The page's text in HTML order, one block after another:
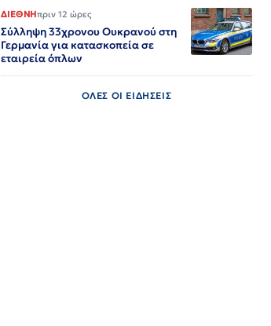
ΔΙΕΘΝΗπριν 12 ώρες
Σύλληψη 33χρονου Ουκρανού στη
Γερμανία για κατασκοπεία σε
εταιρεία όπλων
ΟΛΕΣ ΟΙ ΕΙΔΗΣΕΙΣ